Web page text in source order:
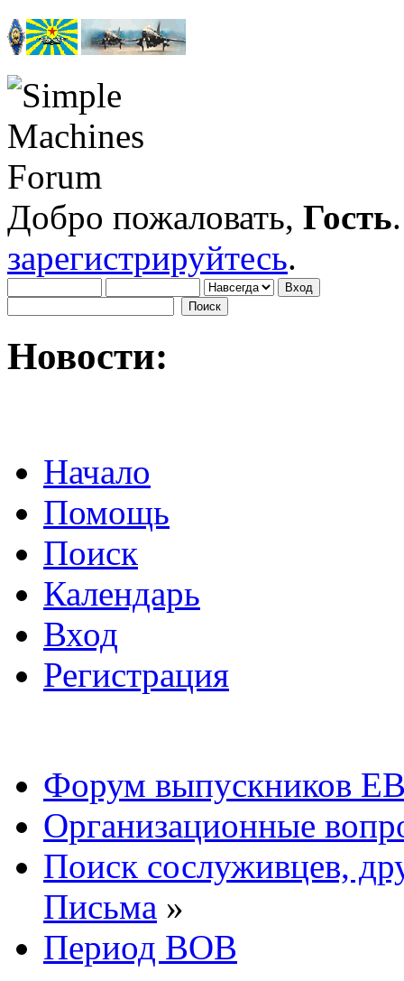
Добро пожаловать, Гость
зарегистрируйтесь.
Новости:
Начало
Помощь
Поиск
Календарь
Вход
Регистрация
Форум выпускников
Организационные
Поиск сослуживцев,
Письма »
Период ВОВ